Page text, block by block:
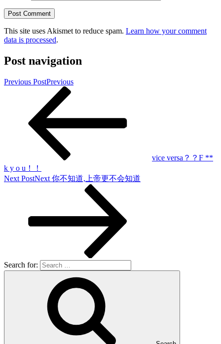
This site uses Akismet to reduce spam. Learn how your comment
data is processed.
Post navigation
Previous PostPrevious
vice versa？？F **
k y o u！！
Next PostNext 你不知道,上帝更不会知道
Search for: